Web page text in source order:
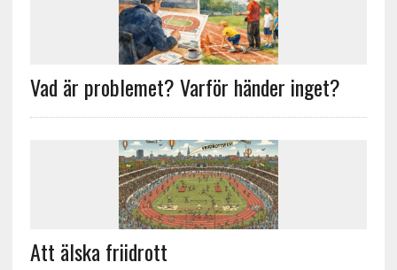
Vad är problemet? Varför händer inget?
Att älska friidrott